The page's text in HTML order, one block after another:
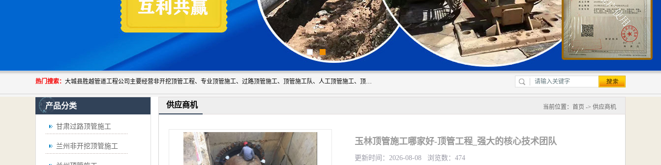
热门搜索： 大城县胜越管道工程公司主要经营非开挖顶管工程、专业顶管施工、过路顶管施工、顶管施工队、人工顶管施工、顶管工程队等。主要从事南宁、甘肃、南宁等地区的顶管施工。我工程队期待与市政地下管网铺设的电信，电力，污水等处理工作的同仁共同设计，互利共赢。
产品分类
甘肃过路顶管施工
兰州非开挖顶管施工
供应商机 当前位置： 首页 -> 供应商机
玉林顶管施工哪家好-顶管工程_强大的核心技术团队
更新时间：2026-08-08 浏览数：474